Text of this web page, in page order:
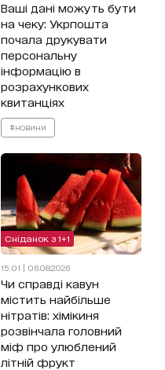
Ваші дані можуть бути
на чеку: Укрпошта
почала друкувати
персональну
інформацію в
розрахункових
квитанціях
#новини
Сніданок з 1+1
15:01 | 06.08.2026
Чи справді кавун
містить найбільше
нітратів: хімікиня
розвінчала головний
міф про улюблений
літній фрукт